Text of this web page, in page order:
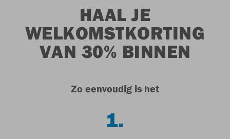
HAAL JE
WELKOMSTKORTING
VAN 30% BINNEN
Zo eenvoudig is het
1.